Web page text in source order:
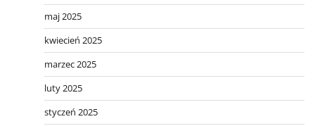
maj 2025
kwiecień 2025
marzec 2025
luty 2025
styczeń 2025